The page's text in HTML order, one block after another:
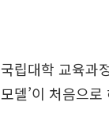
국립대학 교육과
모델’이 처음으